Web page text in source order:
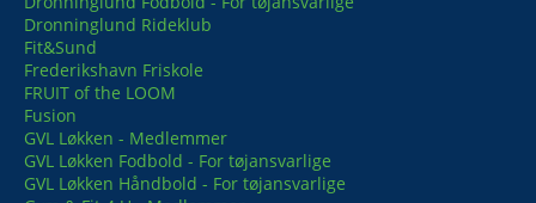
Dronninglund Rideklub
Fit&Sund
Frederikshavn Friskole
FRUIT of the LOOM
Fusion
GVL Løkken - Medlemmer
GVL Løkken Fodbold - For tøjansvarlige
GVL Løkken Håndbold - For tøjansvarlige